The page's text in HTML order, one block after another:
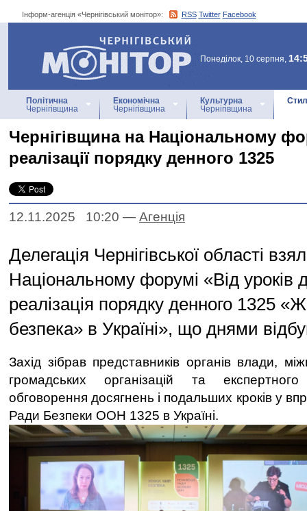
Інформ-агенція «Чернігівський монітор»: RSS Twitter Facebook
Інформ-агенція
«Чернігівський монітор»
Понеділок, 10 серпня,
Політична
Чернігівщина
Економічна
Чернігівщина
Культурна
Чернігівщина
Чернігівщина на Національному
реалізації порядку денного 1325
12.11.2025 10:20 — Агенцiя
Делегація Чернігівської області
Національному форумі «Від уроків
реалізація порядку денного 1325
безпека» в Україні», що днями
Захід зібрав представників органів влади,
громадських організацій та
обговорення досягнень і подальших кроків у
Ради Безпеки ООН 1325 в Україні.